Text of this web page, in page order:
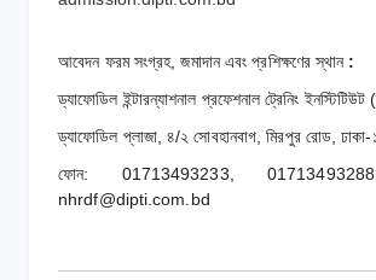
আবেদন ফরম সংগ্রহ, জমাদান এবং প্রশিক্ষণের স্থান :
ড্যাফোডিল ইন্টারন্যাশনাল প্রফেশনাল ট্রেনিং ইনস্টিটিউট
ড্যাফোডিল প্লাজা, ৪/২ সোবহানবাগ, মিরপুর রোড,
ফোন: 01713493233,
nhrdf@dipti.com.bd